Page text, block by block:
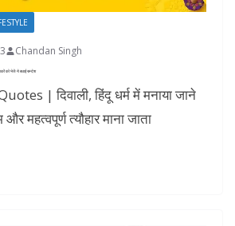
Chandan Singh
को भेजें ये बधाई सन्देश
| दिवाली, हिंदू धर्म में मनाया जाने
महत्वपूर्ण त्यौहार माना जाता